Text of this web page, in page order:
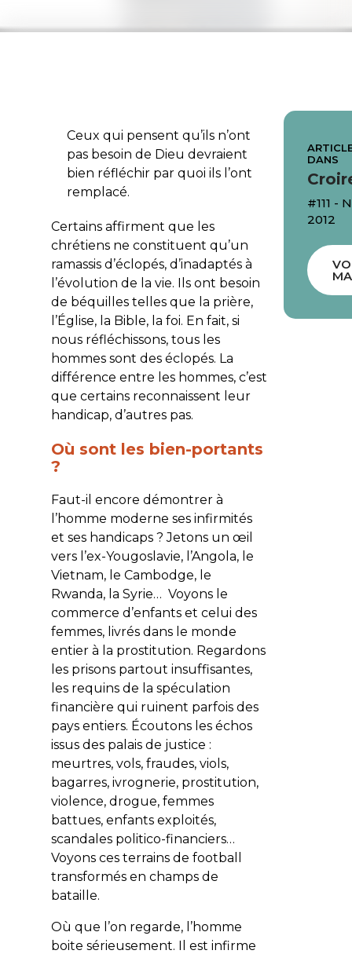
Ceux qui pensent qu’ils n’ont
pas besoin de Dieu devraient
bien réfléchir par quoi ils l’ont
remplacé.
Certains affirment que les
chrétiens ne constituent qu’un
ramassis d’éclopés, d’inadaptés à
l’évolution de la vie. Ils ont besoin
de béquilles telles que la prière,
l’Église, la Bible, la foi. En fait, si
nous réfléchissons, tous les
hommes sont des éclopés. La
différence entre les hommes, c’est
que certains reconnaissent leur
handicap, d’autres pas.
Où sont les bien-portants
?
Faut-il encore démontrer à
l’homme moderne ses infirmités
et ses handicaps ? Jetons un œil
vers l’ex-Yougoslavie, l’Angola, le
Vietnam, le Cambodge, le
Rwanda, la Syrie… Voyons le
commerce d’enfants et celui des
femmes, livrés dans le monde
entier à la prostitution. Regardons
les prisons partout insuffisantes,
les requins de la spéculation
financière qui ruinent parfois des
pays entiers. Écoutons les échos
issus des palais de justice :
meurtres, vols, fraudes, viols,
bagarres, ivrognerie, prostitution,
violence, drogue, femmes
battues, enfants exploités,
scandales politico-financiers…
Voyons ces terrains de football
transformés en champs de
bataille.
Où que l’on regarde, l’homme
boite sérieusement. Il est infirme
DANS
#111 -
2012